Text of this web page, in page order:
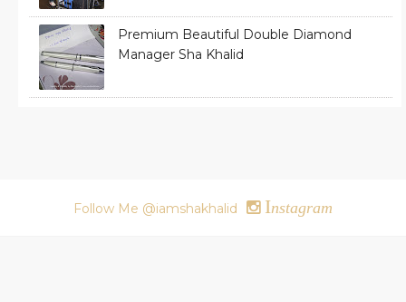
Premium Beautiful Double Diamond
Manager Sha Khalid
Follow Me @iamshakhalid Instagram